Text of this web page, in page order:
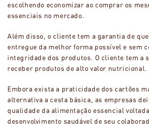
escolhendo economizar ao comprar os
essenciais no mercado.
Além disso, o cliente tem a garantia de
entregue da melhor forma possível e sem
integridade dos produtos. O cliente tem a
receber produtos de alto valor nutricional.
Embora exista a praticidade dos cartões
alternativa a cesta básica, as empresas
qualidade da alimentação essencial
desenvolvimento saudável de seu